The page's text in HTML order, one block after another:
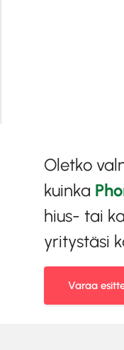
Oletko
kuinka
hius- tai
yritystäsi
Varaa